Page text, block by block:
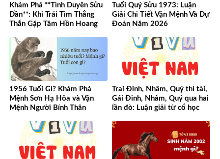
Khám Phá **Tình Duyên Sửu
Dần**: Khi Trái Tim Thẳng
Thắn Gặp Tâm Hồn Hoang
Tuổi Quý Sửu 1973: Luận
Giải Chi Tiết Vận Mệnh Và Dự
Đoán Năm 2026
1956 Tuổi Gì? Khám Phá
Mệnh Sơn Hạ Hỏa và Vận
Mệnh Người Bính Thân
Trai Đinh, Nhâm, Quý thì tài,
Gái Đinh, Nhâm, Quý qua hai
lần đò: Luận giải từ cổ học